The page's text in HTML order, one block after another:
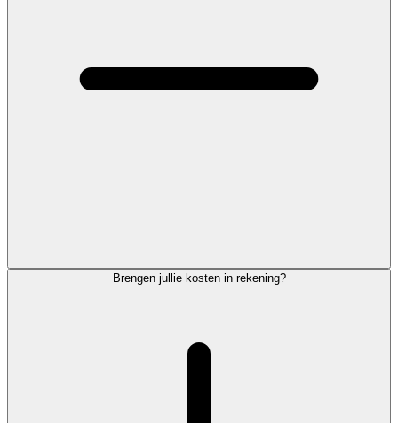
Brengen jullie kosten in rekening?